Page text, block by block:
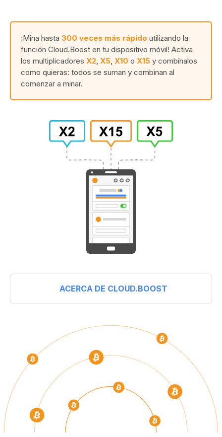
¡Mina hasta 300 veces más rápido utilizando la
función Cloud.Boost en tu dispositivo móvil! Activa
los multiplicadores X2 X5 X10 o X15 y combínalos
como quieras: todos se suman y combinan al
comenzar a minar.
ACERCA DE CLOUD.BOOST